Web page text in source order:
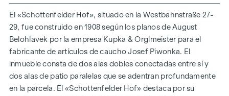
El «Schottenfelder Hof», situado en la Westbahnstraße 27-
29, fue construido en 1908 según los planos de August
Belohlavek por la empresa Kupka & Orglmeister para el
fabricante de artículos de caucho Josef Piwonka. El
inmueble consta de dos alas dobles conectadas entre sí y
dos alas de patio paralelas que se adentran profundamente
en la parcela. El «Schottenfelder Hof» destaca por su